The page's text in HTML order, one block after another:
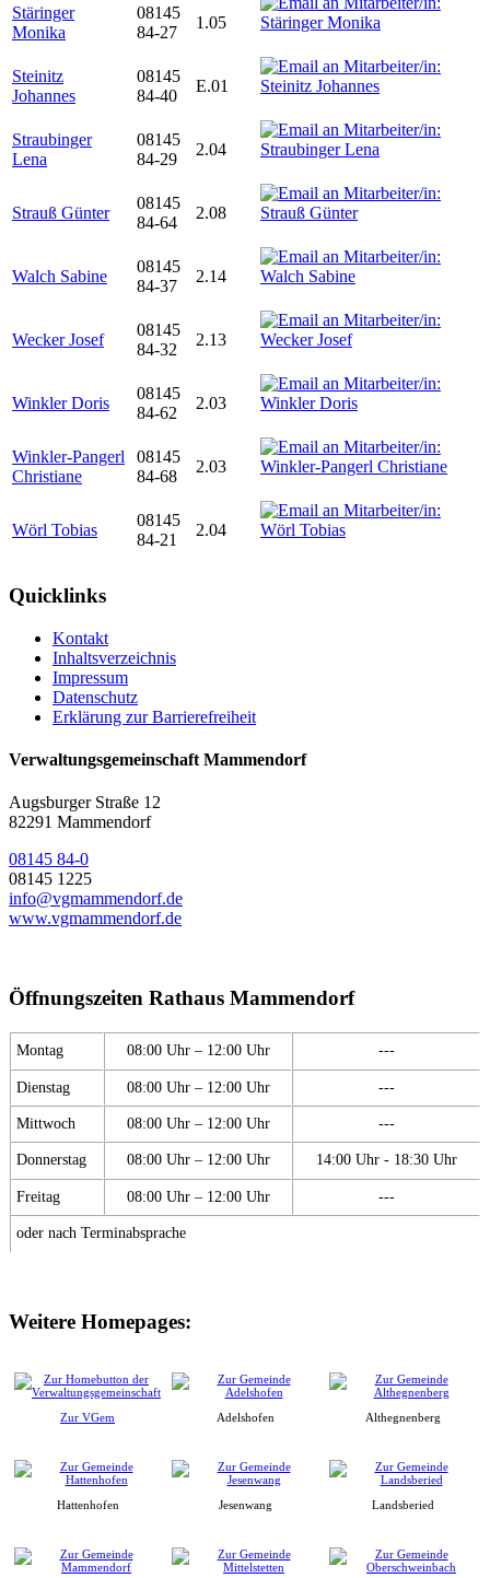
Stäringer
Monika
08145
84-27
1.05
Steinitz
Johannes
08145
84-40
E.01
Straubinger
Lena
08145
84-29
2.04
Strauß Günter
08145
84-64
2.08
Walch Sabine
08145
84-37
2.14
Wecker Josef
08145
84-32
2.13
Winkler Doris
08145
84-62
2.03
Winkler-Pangerl
Christiane
08145
84-68
2.03
Wörl Tobias
08145
84-21
2.04
Quicklinks
Kontakt
Inhaltsverzeichnis
Impressum
Datenschutz
Erklärung zur Barrierefreiheit
Verwaltungsgemeinschaft Mammendorf
Augsburger Straße 12
82291 Mammendorf
08145 84-0
08145 1225
info@vgmammendorf.de
www.vgmammendorf.de
Öffnungszeiten Rathaus Mammendorf
Montag 08:00 Uhr – 12:00 Uhr ---
Dienstag 08:00 Uhr – 12:00 Uhr ---
Mittwoch 08:00 Uhr – 12:00 Uhr ---
Donnerstag 08:00 Uhr – 12:00 Uhr 14:00 Uhr - 18:30 Uhr
Freitag 08:00 Uhr – 12:00 Uhr ---
oder nach Terminabsprache
Weitere Homepages:
Zur VGem Adelshofen Althegnenberg
Hattenhofen Jesenwang Landsberied